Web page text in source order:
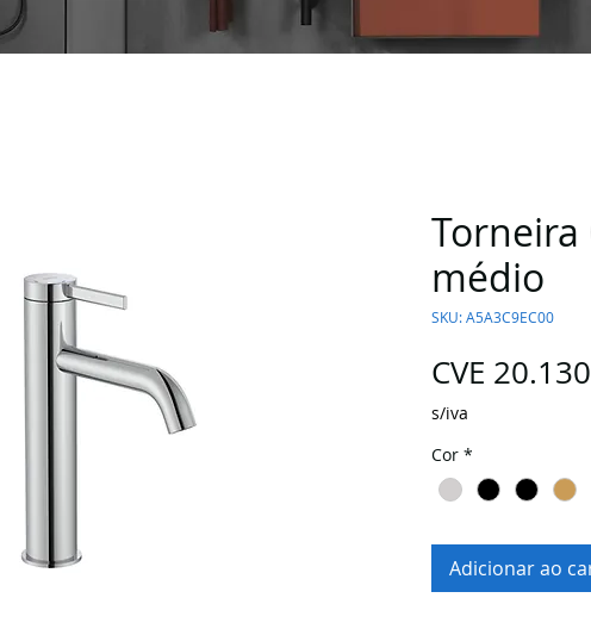
Torneira
médio
SKU: A5A3C9EC00
CVE
s/iva
Cor *
Adicionar ao